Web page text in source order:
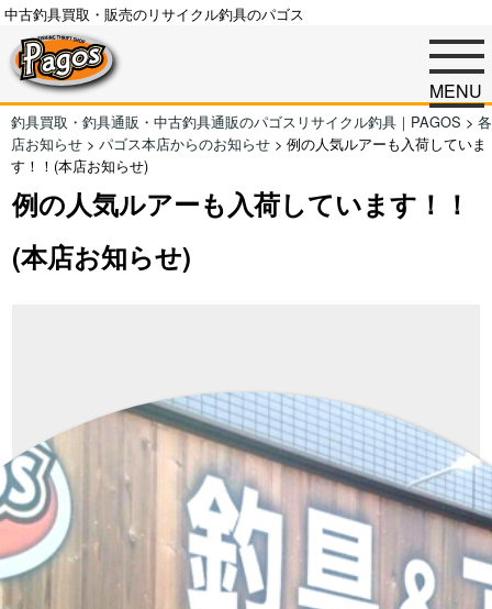
中古釣具買取・販売のリサイクル釣具のパゴス
MENU
釣具買取・釣具通販・中古釣具通販のパゴスリサイクル釣具｜PAGOS > 各
店お知らせ > パゴス本店からのお知らせ > 例の人気ルアーも入荷していま
す！！(本店お知らせ)
例の人気ルアーも入荷しています！！
(本店お知らせ)